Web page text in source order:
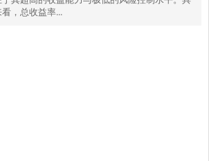
行情；第二，
能有效避免人性弱点导
领域树立了新的标杆。对
似策略有望在更多市场环
，总收益率...